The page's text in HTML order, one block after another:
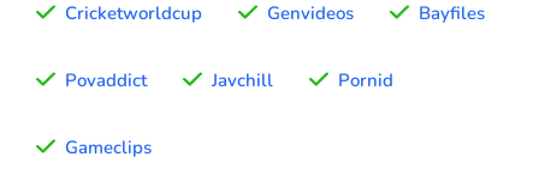
Cricketworldcup Genvideos Bayfiles
Povaddict Javchill Pornid
Gameclips